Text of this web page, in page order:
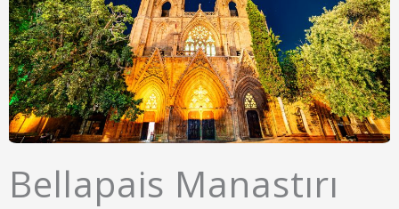
Bellapais Manastırı